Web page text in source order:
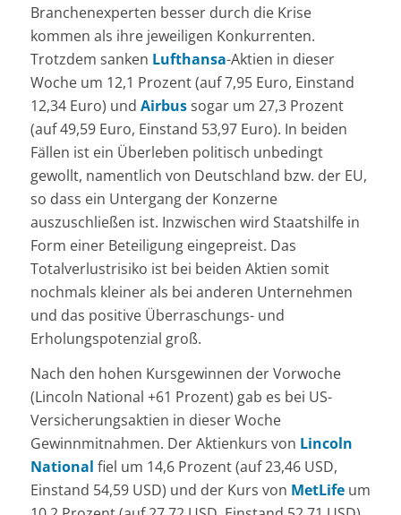
Branchenexperten besser durch die Krise
kommen als ihre jeweiligen Konkurrenten.
Trotzdem sanken Lufthansa-Aktien in dieser
Woche um 12,1 Prozent (auf 7,95 Euro, Einstand
12,34 Euro) und Airbussogar um 27,3 Prozent
(auf 49,59 Euro, Einstand 53,97 Euro). In beiden
Fällen ist ein Überleben politisch unbedingt
gewollt, namentlich von Deutschland bzw. der EU,
so dass ein Untergang der Konzerne
auszuschließen ist. Inzwischen wird Staatshilfe in
Form einer Beteiligung eingepreist. Das
Totalverlustrisiko ist bei beiden Aktien somit
nochmals kleiner als bei anderen Unternehmen
und das positive Überraschungs- und
Erholungspotenzial groß.
Nach den hohen Kursgewinnen der Vorwoche
(Lincoln National +61 Prozent) gab es bei US-
Versicherungsaktien in dieser Woche
Gewinnmitnahmen. Der Aktienkurs von Lincoln
National fiel um 14,6 Prozent (auf 23,46 USD,
Einstand 54,59 USD) und der Kurs von MetLifeum